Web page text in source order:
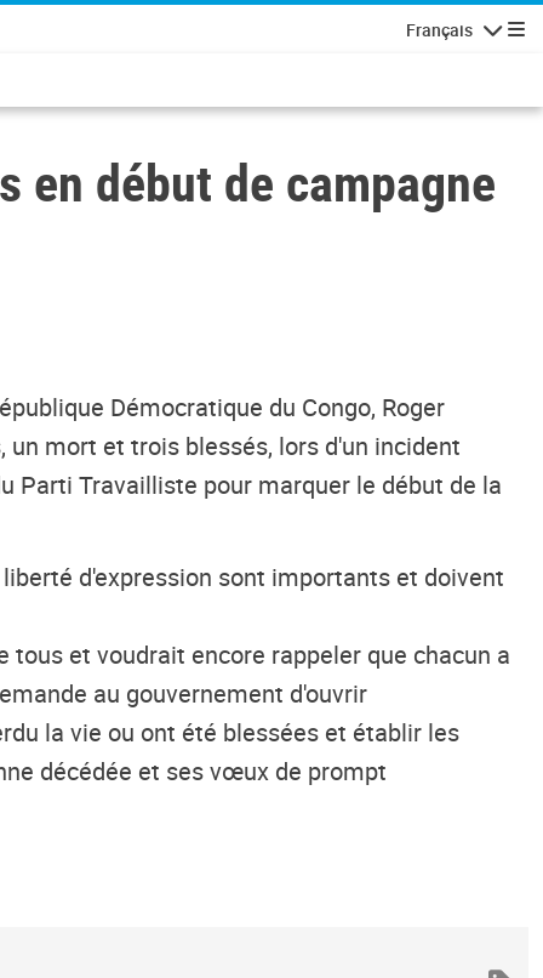
Français
en début de campagne
Démocratique du Congo, Roger
mort et trois blessés, lors d'un incident
Parti Travailliste pour marquer le début de la
d'expression sont importants et doivent
tous et voudrait encore rappeler que chacun a
au gouvernement d'ouvrir
la vie ou ont été blessées et établir les
décédée et ses vœux de prompt